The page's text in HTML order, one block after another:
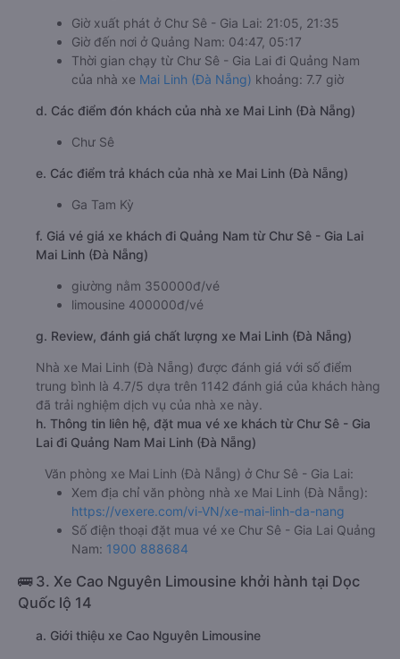
Giờ xuất phát ở Chư Sê - Gia Lai: 21:05, 21:35
Giờ đến nơi ở Quảng Nam: 04:47, 05:17
Thời gian chạy từ Chư Sê - Gia Lai đi Quảng Nam
của nhà xe Mai Linh (Đà Nẵng) khoảng: 7.7 giờ
d. Các điểm đón khách của nhà xe Mai Linh (Đà Nẵng)
Chư Sê
e. Các điểm trả khách của nhà xe Mai Linh (Đà Nẵng)
Ga Tam Kỳ
f. Giá vé giá xe khách đi Quảng Nam từ Chư Sê - Gia Lai
Mai Linh (Đà Nẵng)
giường nằm 350000đ/vé
limousine 400000đ/vé
g. Review, đánh giá chất lượng xe Mai Linh (Đà Nẵng)
Nhà xe Mai Linh (Đà Nẵng) được đánh giá với số điểm
trung bình là 4.7/5 dựa trên 1142 đánh giá của khách hàng
đã trải nghiệm dịch vụ của nhà xe này.
h. Thông tin liên hệ, đặt mua vé xe khách từ Chư Sê - Gia
Lai đi Quảng Nam Mai Linh (Đà Nẵng)
Văn phòng xe Mai Linh (Đà Nẵng) ở Chư Sê - Gia Lai:
Xem địa chỉ văn phòng nhà xe Mai Linh (Đà Nẵng):
https://vexere.com/vi-VN/xe-mai-linh-da-nang
Số điện thoại đặt mua vé xe Chư Sê - Gia Lai Quảng
Nam: 1900 888684
🚌 3. Xe Cao Nguyên Limousine khởi hành tại Dọc
Quốc lộ 14
a. Giới thiệu xe Cao Nguyên Limousine